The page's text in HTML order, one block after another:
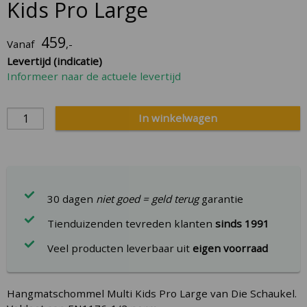
Kids Pro Large
Vanaf 459,-
Levertijd (indicatie)
Informeer naar de actuele levertijd
In winkelwagen
30 dagen niet goed = geld teruggarantie
Tienduizenden tevreden klantensinds 1991
Veel producten leverbaar uiteigen voorraad
Hangmatschommel Multi Kids Pro Large van Die Schaukel.
beginning
the
images
gallery